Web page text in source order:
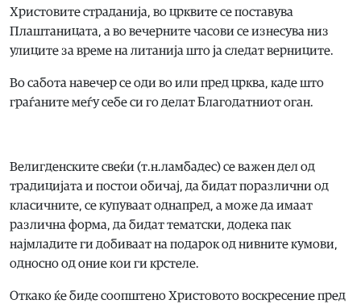
Христовите страданија, во црквите се поставува
Плаштаницата, а во вечерните часови се изнесува низ
улиците за време на литанија што ја следат верниците.
Во сабота навечер се оди во или пред црква, каде што
граѓаните меѓу себе си го делат Благодатниот оган.
Велигденските свеќи (т.н.ламбадес) се важен дел од
традицијата и постои обичај, да бидат поразлични од
класичните, се купуваат однапред, а може да имаат
различна форма, да бидат тематски, додека пак
најмладите ги добиваат на подарок од нивните кумови,
односно од оние кои ги крстеле.
Откако ќе биде соопштено Христовото воскресение пред